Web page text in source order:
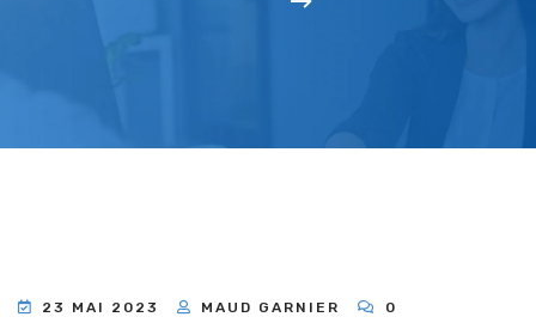
23 MAI 2023 MAUD GARNIER
0